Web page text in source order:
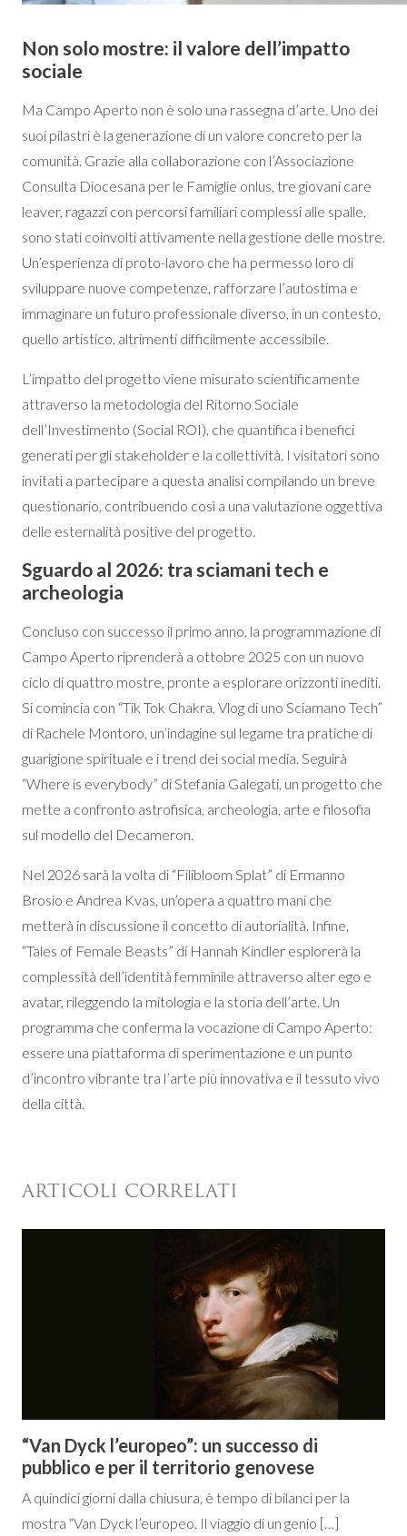
Non solo mostre: il valore dell’impatto
sociale
Ma Campo Aperto non è solo una rassegna d’arte. Uno dei
suoi pilastri è la generazione di un valore concreto per la
comunità. Grazie alla collaborazione con l’Associazione
Consulta Diocesana per le Famiglie onlus, tre giovani care
leaver, ragazzi con percorsi familiari complessi alle spalle,
sono stati coinvolti attivamente nella gestione delle mostre.
Un’esperienza di proto-lavoro che ha permesso loro di
sviluppare nuove competenze, rafforzare l’autostima e
immaginare un futuro professionale diverso, in un contesto,
quello artistico, altrimenti difficilmente accessibile.
L’impatto del progetto viene misurato scientificamente
attraverso la metodologia del Ritorno Sociale
dell’Investimento (Social ROI), che quantifica i benefici
generati per gli stakeholder e la collettività. I visitatori sono
invitati a partecipare a questa analisi compilando un breve
questionario, contribuendo così a una valutazione oggettiva
delle esternalità positive del progetto.
Sguardo al 2026: tra sciamani tech e
archeologia
Concluso con successo il primo anno, la programmazione di
Campo Aperto riprenderà a ottobre 2025 con un nuovo
ciclo di quattro mostre, pronte a esplorare orizzonti inediti.
Si comincia con “Tik Tok Chakra, Vlog di uno Sciamano Tech”
di Rachele Montoro, un’indagine sul legame tra pratiche di
guarigione spirituale e i trend dei social media. Seguirà
“Where is everybody” di Stefania Galegati, un progetto che
mette a confronto astrofisica, archeologia, arte e filosofia
sul modello del Decameron.
Nel 2026 sarà la volta di “Filibloom Splat” di Ermanno
Brosio e Andrea Kvas, un’opera a quattro mani che
metterà in discussione il concetto di autorialità. Infine,
“Tales of Female Beasts” di Hannah Kindler esplorerà la
complessità dell’identità femminile attraverso alter ego e
avatar, rileggendo la mitologia e la storia dell’arte. Un
programma che conferma la vocazione di Campo Aperto:
essere una piattaforma di sperimentazione e un punto
d’incontro vibrante tra l’arte più innovativa e il tessuto vivo
della città.
ARTICOLI CORRELATI
“Van Dyck l’europeo”: un successo di
pubblico e per il territorio genovese
A quindici giorni dalla chiusura, è tempo di bilanci per la
mostra “Van Dyck l’europeo. Il viaggio di un genio […]